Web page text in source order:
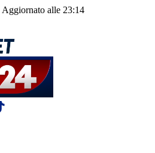
Aggiornato alle 23:14